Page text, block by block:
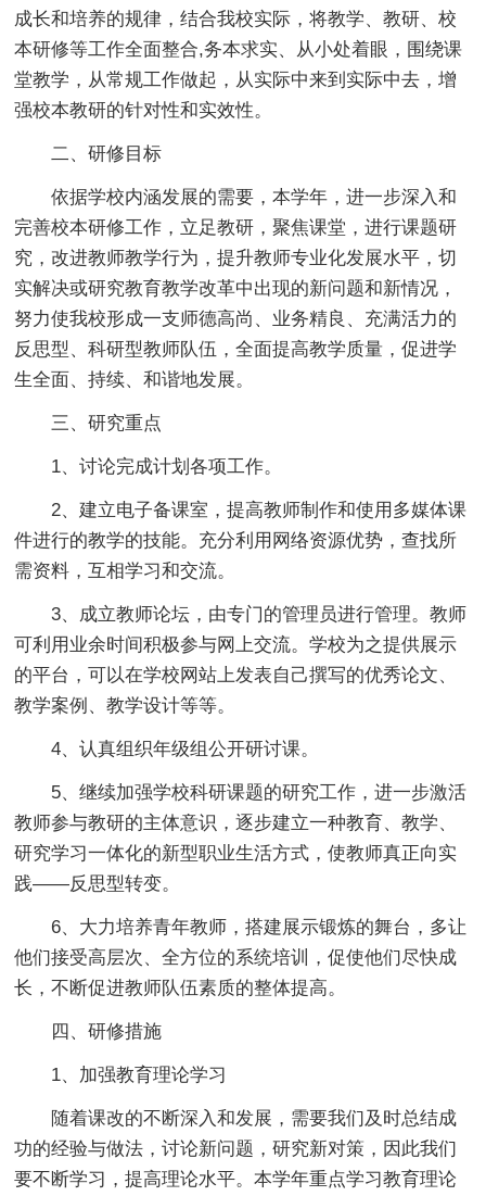
成长和培养的规律，结合我校实际，将教学、教研、校
本研修等工作全面整合,务本求实、从小处着眼，围绕课
堂教学，从常规工作做起，从实际中来到实际中去，增
强校本教研的针对性和实效性。
二、研修目标
依据学校内涵发展的需要，本学年，进一步深入和
完善校本研修工作，立足教研，聚焦课堂，进行课题研
究，改进教师教学行为，提升教师专业化发展水平，切
实解决或研究教育教学改革中出现的新问题和新情况，
努力使我校形成一支师德高尚、业务精良、充满活力的
反思型、科研型教师队伍，全面提高教学质量，促进学
生全面、持续、和谐地发展。
三、研究重点
1、讨论完成计划各项工作。
2、建立电子备课室，提高教师制作和使用多媒体课
件进行的教学的技能。充分利用网络资源优势，查找所
需资料，互相学习和交流。
3、成立教师论坛，由专门的管理员进行管理。教师
可利用业余时间积极参与网上交流。学校为之提供展示
的平台，可以在学校网站上发表自己撰写的优秀论文、
教学案例、教学设计等等。
4、认真组织年级组公开研讨课。
5、继续加强学校科研课题的研究工作，进一步激活
教师参与教研的主体意识，逐步建立一种教育、教学、
研究学习一体化的新型职业生活方式，使教师真正向实
践——反思型转变。
6、大力培养青年教师，搭建展示锻炼的舞台，多让
他们接受高层次、全方位的系统培训，促使他们尽快成
长，不断促进教师队伍素质的整体提高。
四、研修措施
1、加强教育理论学习
随着课改的不断深入和发展，需要我们及时总结成
功的经验与做法，讨论新问题，研究新对策，因此我们
要不断学习，提高理论水平。本学年重点学习教育理论